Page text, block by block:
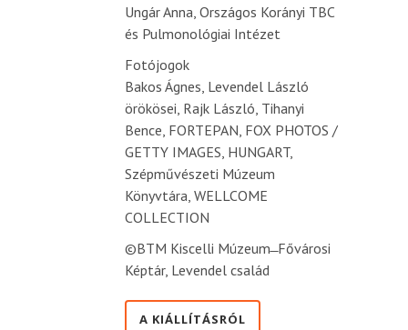
Ungár Anna, Országos Korányi TBC
és Pulmonológiai Intézet
Fotójogok
Bakos Ágnes, Levendel László
örökösei, Rajk László, Tihanyi
Bence, FORTEPAN, FOX PHOTOS /
GETTY IMAGES, HUNGART,
Szépművészeti Múzeum
Könyvtára, WELLCOME
COLLECTION
©BTM Kiscelli Múzeum ̶ Fővárosi
Képtár, Levendel család
A KIÁLLÍTÁSRÓL